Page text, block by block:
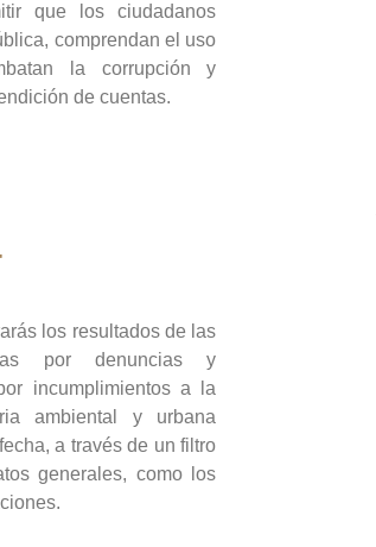
que los ciudadanos
comprendan el uso
la corrupción y
de cuentas.
los resultados de las
por denuncias y
incumplimientos a la
ambiental y urbana
a través de un filtro
generales, como los